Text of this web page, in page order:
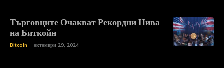
Търговците Очакват Рекордни Нива
на Биткойн
Bitcoin октомври 29, 2024